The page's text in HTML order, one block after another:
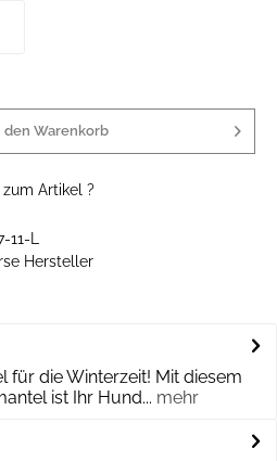
den Warenkorb
zum Artikel ?
11-L
Hersteller
für die Winterzeit! Mit diesem
ist Ihr Hund... mehr